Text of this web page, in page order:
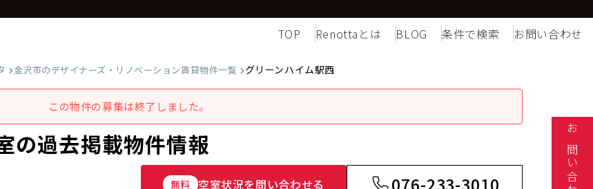
TOP Renottaとは BLOG 条件で検索 お問い合わせ
金沢市のデザイナーズ・リノベーション賃貸物件一覧 グリーンハイム駅西
この物件の募集は終了しました。
の過去掲載物件情報
無料 空室状況を問い合わせる 076-233-3010